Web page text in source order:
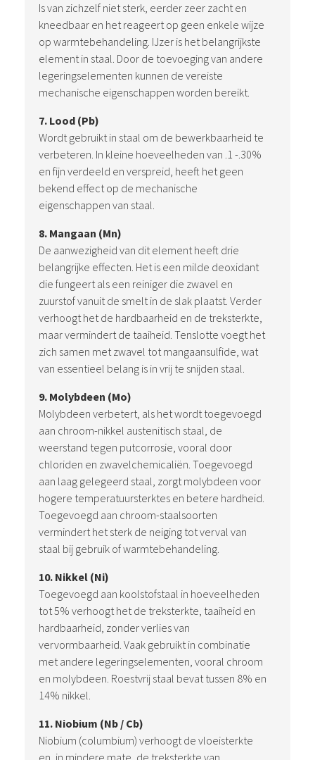
Is van zichzelf niet sterk, eerder zeer zacht en
kneedbaar en het reageert op geen enkele wijze
op warmtebehandeling. IJzer is het belangrijkste
element in staal. Door de toevoeging van andere
legeringselementen kunnen de vereiste
mechanische eigenschappen worden bereikt.
7. Lood (Pb)
Wordt gebruikt in staal om de bewerkbaarheid te
verbeteren. In kleine hoeveelheden van .1 -.30%
en fijn verdeeld en verspreid, heeft het geen
bekend effect op de mechanische
eigenschappen van staal.
8. Mangaan (Mn)
De aanwezigheid van dit element heeft drie
belangrijke effecten. Het is een milde deoxidant
die fungeert als een reiniger die zwavel en
zuurstof vanuit de smelt in de slak plaatst. Verder
verhoogt het de hardbaarheid en de treksterkte,
maar vermindert de taaiheid. Tenslotte voegt het
zich samen met zwavel tot mangaansulfide, wat
van essentieel belang is in vrij te snijden staal.
9. Molybdeen (Mo)
Molybdeen verbetert, als het wordt toegevoegd
aan chroom-nikkel austenitisch staal, de
weerstand tegen putcorrosie, vooral door
chloriden en zwavelchemicaliën. Toegevoegd
aan laag gelegeerd staal, zorgt molybdeen voor
hogere temperatuursterktes en betere hardheid.
Toegevoegd aan chroom-staalsoorten
vermindert het sterk de neiging tot verval van
staal bij gebruik of warmtebehandeling.
10. Nikkel (Ni)
Toegevoegd aan koolstofstaal in hoeveelheden
tot 5% verhoogt het de treksterkte, taaiheid en
hardbaarheid, zonder verlies van
vervormbaarheid. Vaak gebruikt in combinatie
met andere legeringselementen, vooral chroom
en molybdeen. Roestvrij staal bevat tussen 8% en
14% nikkel.
11. Niobium (Nb / Cb)
Niobium (columbium) verhoogt de vloeisterkte
en, in mindere mate, de treksterkte van